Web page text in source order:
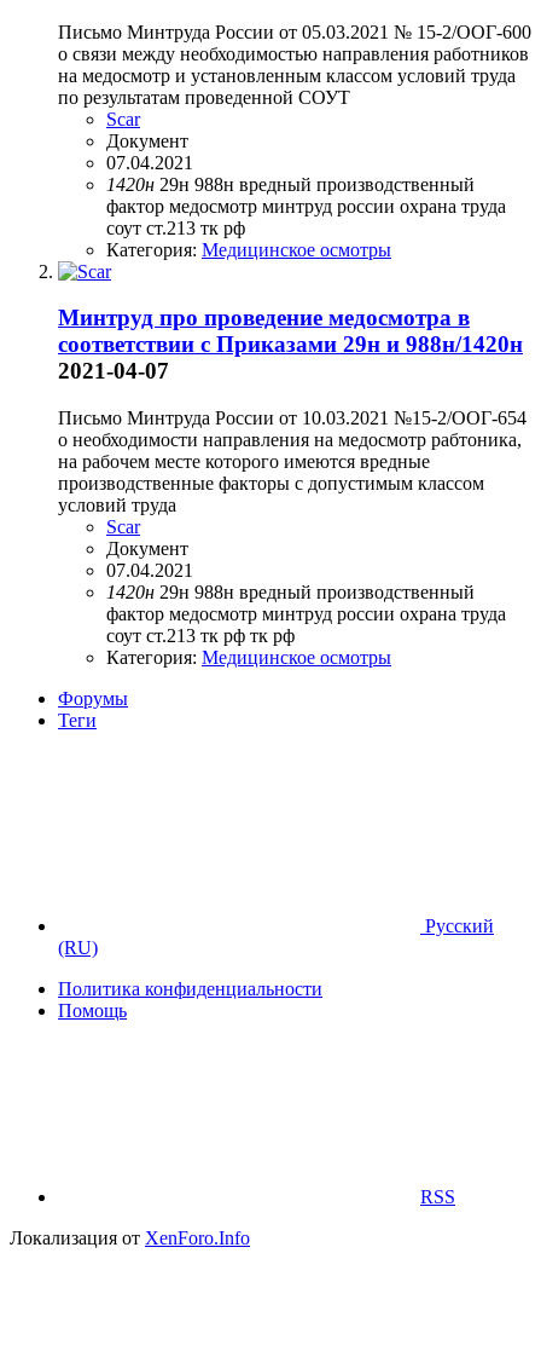
Письмо Минтруда России от 05.03.2021 № 15-2/ООГ-600
о связи между необходимостью направления работников
на медосмотр и установленным классом условий труда
по результатам проведенной СОУТ
Scar
Документ
07.04.2021
1420н 29н 988н вредный производственный
фактор медосмотр минтруд россии охрана труда
соут ст.213 тк рф
Категория: Медицинское осмотры
Минтруд про проведение медосмотра в
соответствии с Приказами 29н и 988н/1420н
2021-04-07
Письмо Минтруда России от 10.03.2021 №15-2/ООГ-654
о необходимости направления на медосмотр рабтоника,
на рабочем месте которого имеются вредные
производственные факторы с допустимым классом
условий труда
Scar
Документ
07.04.2021
1420н 29н 988н вредный производственный
фактор медосмотр минтруд россии охрана труда
соут ст.213 тк рф тк рф
Категория: Медицинское осмотры
Форумы
Теги
Русский
(RU)
Политика конфиденциальности
Помощь
RSS
Локализация от XenForo.Info